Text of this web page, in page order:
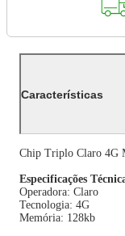
Características
Chip Triplo Claro 4G
Especificações
Operadora: Claro
Tecnologia: 4G
Memória: 128kb